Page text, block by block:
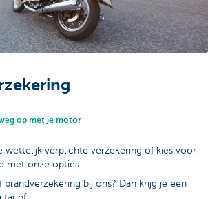
op met je motor
wettelijk verplichte verzekering of kies voor
met onze opties
bij ons? Dan krijg je een